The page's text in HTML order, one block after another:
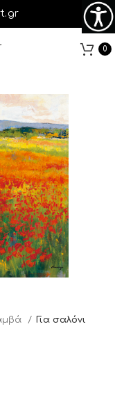
0
Για σαλόνι